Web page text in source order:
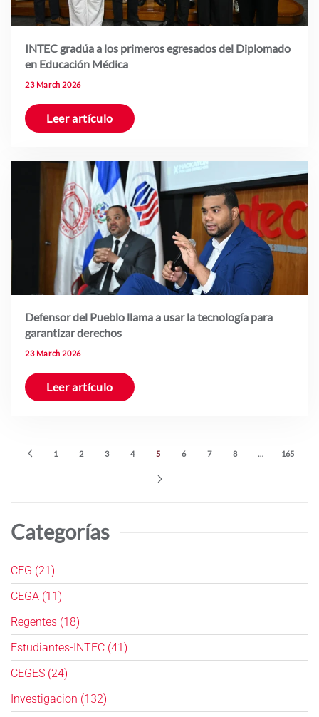
INTEC gradúa a los primeros egresados del Diplomado
en Educación Médica
23 March 2026
Leer artículo
Defensor del Pueblo llama a usar la tecnología para
garantizar derechos
23 March 2026
Leer artículo
1 2 3 4 5 6 7 8 … 165
Categorías
CEG (21)
CEGA (11)
Regentes (18)
Estudiantes-INTEC (41)
CEGES (24)
Investigacion (132)